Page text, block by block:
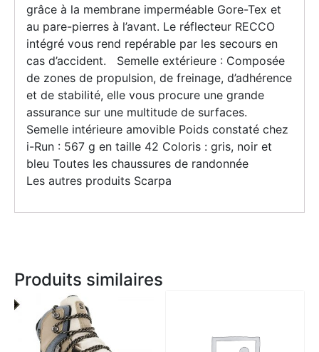
grâce à la membrane imperméable Gore-Tex et
au pare-pierres à l’avant. Le réflecteur RECCO
intégré vous rend repérable par les secours en
cas d’accident. Semelle extérieure : Composée
de zones de propulsion, de freinage, d’adhérence
et de stabilité, elle vous procure une grande
assurance sur une multitude de surfaces.
Semelle intérieure amovible Poids constaté chez
i-Run : 567 g en taille 42 Coloris : gris, noir et
bleu Toutes les chaussures de randonnée
Les autres produits Scarpa
Produits similaires